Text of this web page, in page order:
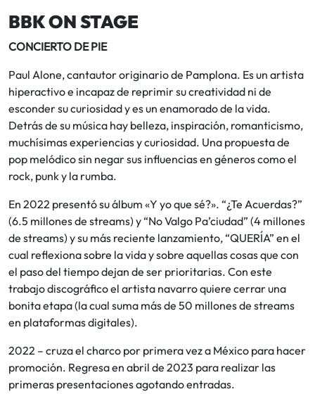
BBK ON STAGE
CONCIERTO DE PIE
Paul Alone, cantautor originario de Pamplona. Es un artista
hiperactivo e incapaz de reprimir su creatividad ni de
esconder su curiosidad y es un enamorado de la vida.
Detrás de su música hay belleza, inspiración, romanticismo,
muchísimas experiencias y curiosidad. Una propuesta de
pop melódico sin negar sus influencias en géneros como el
rock, punk y la rumba.
En 2022 presentó su álbum «Y yo que sé?». “¿Te Acuerdas?”
(6.5 millones de streams) y “No Valgo Pa’ciudad” (4 millones
de streams) y su más reciente lanzamiento, “QUERÍA” en el
cual reflexiona sobre la vida y sobre aquellas cosas que con
el paso del tiempo dejan de ser prioritarias. Con este
trabajo discográfico el artista navarro quiere cerrar una
bonita etapa (la cual suma más de 50 millones de streams
en plataformas digitales).
2022 – cruza el charco por primera vez a México para hacer
promoción. Regresa en abril de 2023 para realizar las
primeras presentaciones agotando entradas.